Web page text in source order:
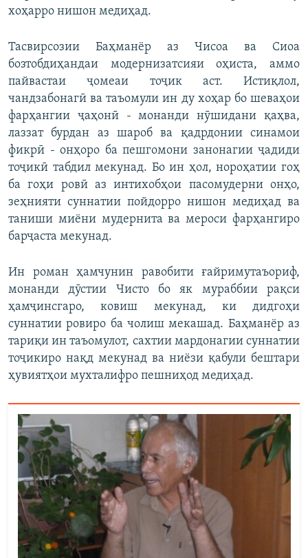
хоҳарро нишон медиҳад.
Тасвирсозии Баҳманёр аз Чисоа ва Сиоа
бозтобдиҳандаи модернизатсияи оҳиста, аммо
пайвастаи ҷомеаи тоҷик аст. Истиқлол,
чандзабонагӣ ва таъомули ин ду хоҳар бо шеваҳои
фарҳангии ҷаҳонӣ - монанди нӯшидани қаҳва,
лаззат бурдан аз шароб ва қадрдонии синамои
фикрӣ - онҳоро ба пешгомони занонагии ҷадиди
тоҷикӣ табдил мекунад. Бо ин ҳол, нороҳатии гоҳ
ба гоҳи ровӣ аз интихобҳои пасомудерни онҳо,
зеҳнияти суннатии пойдорро нишон медиҳад ва
таниши миёни мудернита ва мероси фарҳангиро
барҷаста мекунад.
Ин роман ҳамчунин равобити ғайримутаъориф,
монанди дӯстии Чисто бо як мураббии рақси
ҳамҷинсгаро, ковиш мекунад, ки дидгоҳи
суннатии ровиро ба чолиш мекашад. Баҳманёр аз
тариқи ин таъомулот, сахтии мардонагии суннатии
тоҷикиро нақд мекунад ва ниёзи қабули бештари
ҳувиятҳои мухталифро пешниҳод медиҳад.